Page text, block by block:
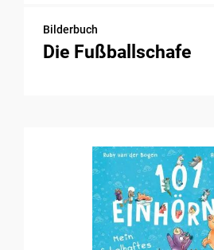
Bilderbuch
Die Fußballschafe